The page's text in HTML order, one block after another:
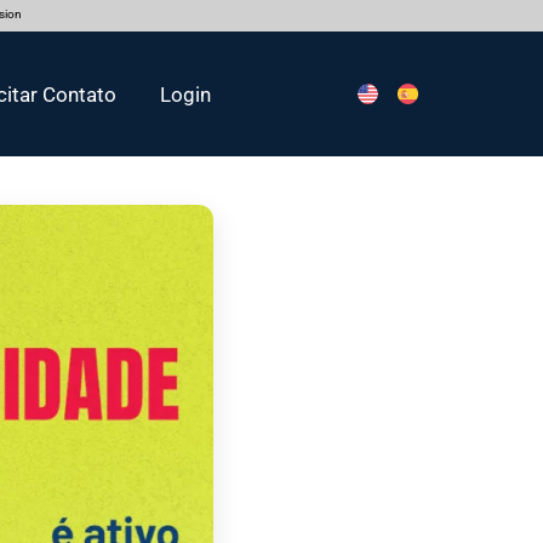
Contato Login